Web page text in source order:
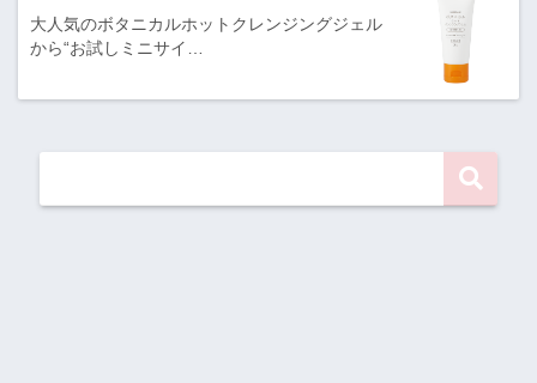
大人気のボタニカルホットクレンジングジェル
から“お試しミニサイ…